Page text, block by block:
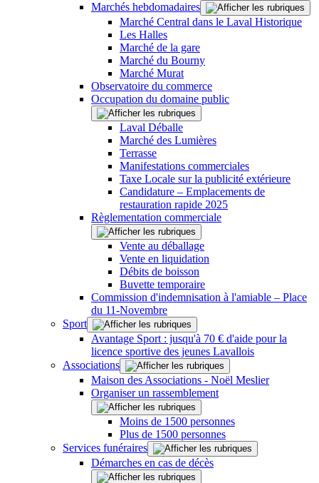
Marchés hebdomadaires
Marché Central dans le Laval Historique
Les Halles
Marché de la gare
Marché du Bourny
Marché Murat
Observatoire du commerce
Occupation du domaine public
Laval Déballe
Marché des Lumières
Terrasse
Manifestations commerciales
Taxe Locale sur la publicité extérieure
Candidature – Emplacements de
restauration rapide 2025
Règlementation commerciale
Vente au déballage
Vente en liquidation
Débits de boisson
Buvette temporaire
Commission d'indemnisation à l'amiable – Place
du 11-Novembre
Sport
Avantage Sport : jusqu'à 70 € d'aide pour la
licence sportive des jeunes Lavallois
Associations
Maison des Associations - Noël Meslier
Organiser un rassemblement
Moins de 1500 personnes
Plus de 1500 personnes
Services funéraires
Démarches en cas de décès